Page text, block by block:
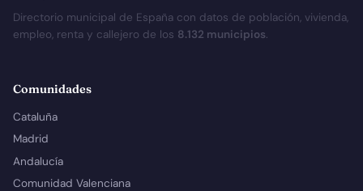
Directorio municipal de España con datos de población, vivienda,
empleo, renta y callejero de los 8.132 municipios.
Comunidades
Cataluña
Madrid
Andalucía
Comunidad Valenciana